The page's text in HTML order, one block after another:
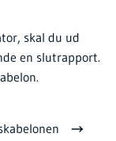
skal du ud
en slutrapport.